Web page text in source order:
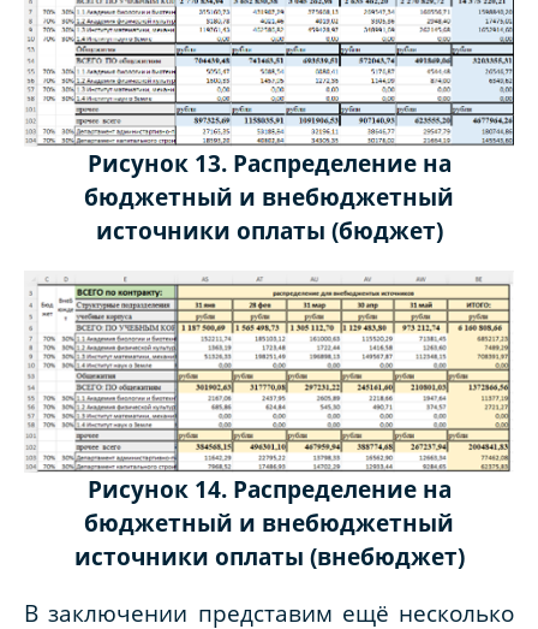
Рисунок 13. Распределение на
бюджетный и внебюджетный
источники оплаты (бюджет)
Рисунок 14. Распределение на
бюджетный и внебюджетный
источники оплаты (внебюджет)
В заключении представим ещё несколько